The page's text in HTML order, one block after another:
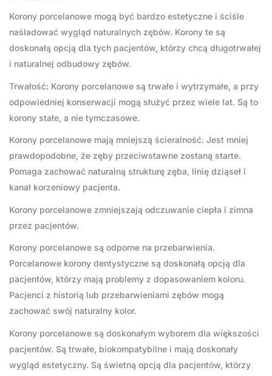
Korony porcelanowe mogą być bardzo estetyczne i ściśle
naśladować wygląd naturalnych zębów. Korony te są
doskonałą opcją dla tych pacjentów, którzy chcą długotrwałej
i naturalnej odbudowy zębów.
Trwałość: Korony porcelanowe są trwałe i wytrzymałe, a przy
odpowiedniej konserwacji mogą służyć przez wiele lat. Są to
korony stałe, a nie tymczasowe.
Korony porcelanowe mają mniejszą ścieralność. Jest mniej
prawdopodobne, że zęby przeciwstawne zostaną starte.
Pomaga zachować naturalną strukturę zęba, linię dziąseł i
kanał korzeniowy pacjenta.
Korony porcelanowe zmniejszają odczuwanie ciepła i zimna
przez pacjentów.
Korony porcelanowe są odporne na przebarwienia.
Porcelanowe korony dentystyczne są doskonałą opcją dla
pacjentów, którzy mają problemy z dopasowaniem koloru.
Pacjenci z historią lub przebarwieniami zębów mogą
zachować swój naturalny kolor.
Korony porcelanowe są doskonałym wyborem dla większości
pacjentów. Są trwałe, biokompatybilne i mają doskonały
wygląd estetyczny. Są świetną opcją dla pacjentów, którzy